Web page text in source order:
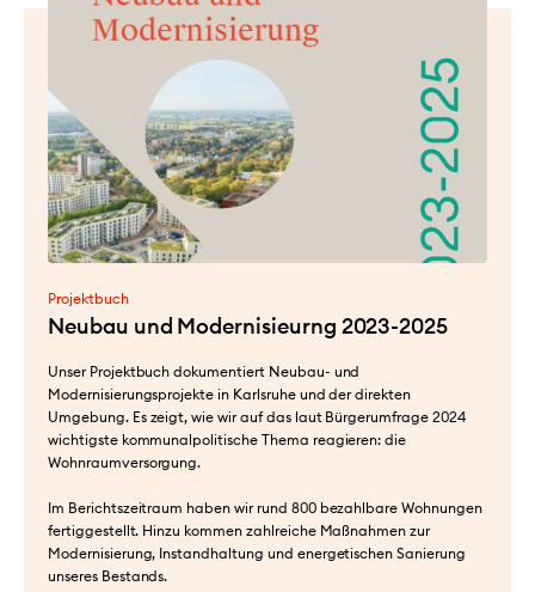
Projektbuch
Neubau und Modernisieurng 2023-2025
Unser Projektbuch dokumentiert Neubau- und
Modernisierungsprojekte in Karlsruhe und der direkten
Umgebung. Es zeigt, wie wir auf das laut Bürgerumfrage 2024
wichtigste kommunalpolitische Thema reagieren: die
Wohnraumversorgung.
Im Berichtszeitraum haben wir rund 800 bezahlbare Wohnungen
fertiggestellt. Hinzu kommen zahlreiche Maßnahmen zur
Modernisierung, Instandhaltung und energetischen Sanierung
unseres Bestands.